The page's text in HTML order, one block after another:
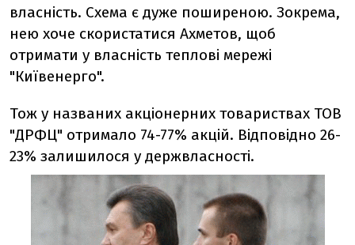
власність. Схема є дуже поширеною. Зокрема,
нею хоче скористатися Ахметов, щоб
отримати у власність теплові мережі
"Київенерго".
Тож у названих акціонерних товариствах ТОВ
"ДРФЦ" отримало 74-77% акцій. Відповідно 26-
23% залишилося у держвласності.